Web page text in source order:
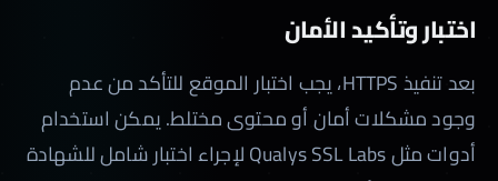
اختبار وتأكيد الأمان
بعد تنفيذ HTTPS، يجب اختبار الموقع للتأكد من عدم
وجود مشكلات أمان أو محتوى مختلط. يمكن استخدام
أدوات مثل Qualys SSL Labs لإجراء اختبار شامل للشهادة